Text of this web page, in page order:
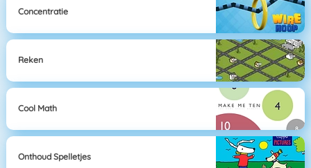
Concentratie
Reken
Cool Math
Onthoud Spelletjes